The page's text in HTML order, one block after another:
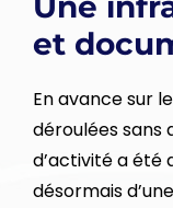
et
En avance sur
déroulées sans
d’activité a été
désormais